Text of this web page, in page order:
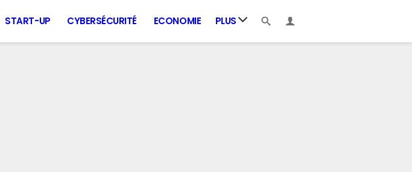
START-UP CYBERSÉCURITÉ ECONOMIE PLUS